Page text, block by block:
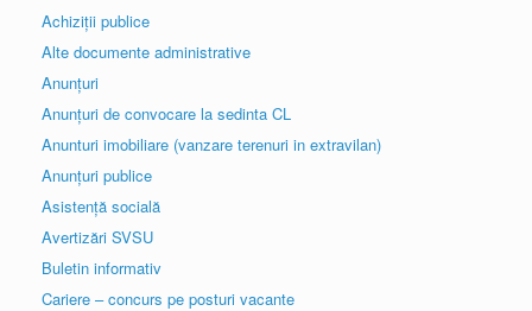
Achiziții publice
Alte documente administrative
Anunțuri
Anunțuri de convocare la sedinta CL
Anunturi imobiliare (vanzare terenuri in extravilan)
Anunțuri publice
Asistență socială
Avertizări SVSU
Buletin informativ
Cariere – concurs pe posturi vacante